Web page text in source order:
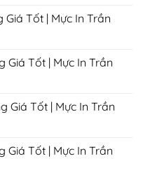
Tốt | Mực In Trần
Giá Tốt | Mực In Trần
Giá Tốt | Mực In Trần
Giá Tốt | Mực In Trần